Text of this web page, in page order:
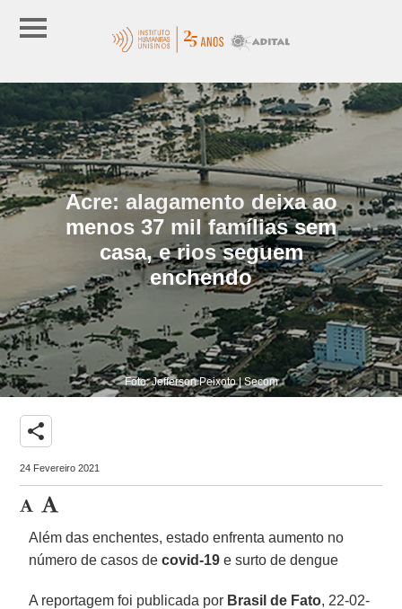
Acre: alagamento deixa ao
menos 37 mil famílias sem
casa, e rios seguem
enchendo
Foto: Jefferson Peixoto | Secom
share
24 Fevereiro 2021
Além das enchentes, estado enfrenta aumento no
número de casos decovid-19 e surto de dengue
A reportagem foi publicada por Brasil de Fato, 22-02-